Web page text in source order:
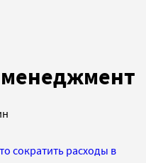
сократить расходы в